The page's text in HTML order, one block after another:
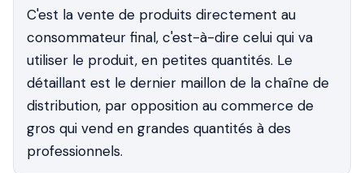
C'est la vente de produits directement au
consommateur final, c'est-à-dire celui qui va
utiliser le produit, en petites quantités. Le
détaillant est le dernier maillon de la chaîne de
distribution, par opposition au commerce de
gros qui vend en grandes quantités à des
professionnels.